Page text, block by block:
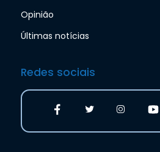
Opinião
Últimas notícias
Redes sociais